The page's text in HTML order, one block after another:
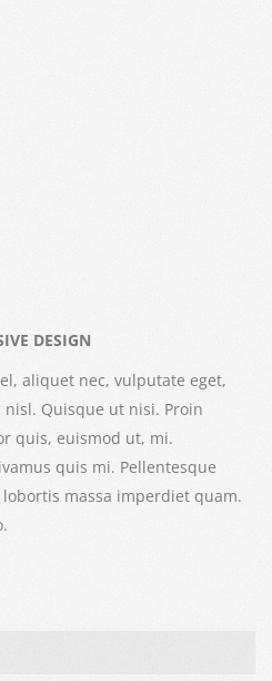
DESIGN
aliquet nec, vulputate eget,
Quisque ut nisi. Proin
quis, euismod ut, mi.
quis mi. Pellentesque
massa imperdiet quam.